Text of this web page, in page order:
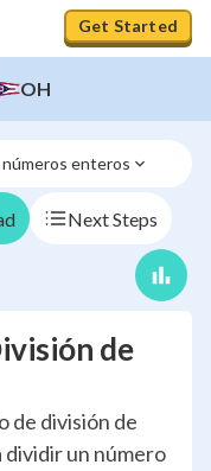
Get Started
OH
enteros
Next Steps
de
de división de
un número